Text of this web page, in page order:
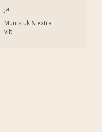
Ja
Muntstuk & extra
vilt